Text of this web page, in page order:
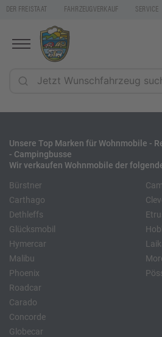
DER FREISTAAT FAHRZEUGVERKAUF SERVICE
Unsere Top Marken für Wohnmobile -
- Campingbusse
Wir verkaufen Wohnmobile der
Bürstner
Carthago
Dethleffs
Glücksmobil
Hymercar
Malibu
Phoenix
Roadcar
Carado
Concorde
Globecar